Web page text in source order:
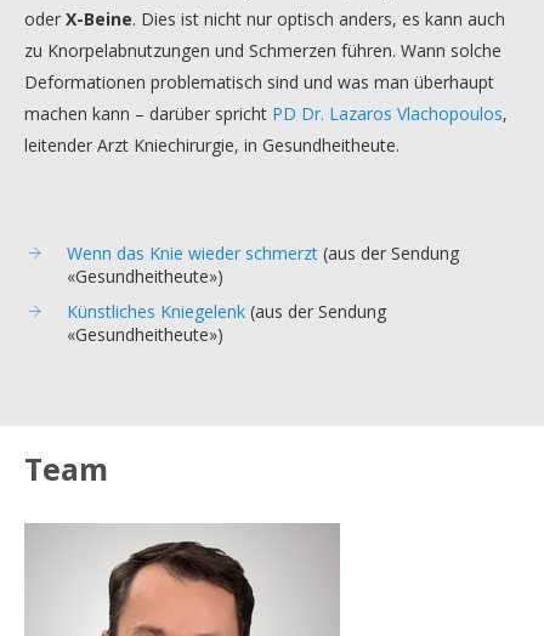
oder X-Beine. Dies ist nicht nur optisch anders, es kann auch
zu Knorpelabnutzungen und Schmerzen führen. Wann solche
Deformationen problematisch sind und was man überhaupt
machen kann – darüber spricht PD Dr. Lazaros Vlachopoulos,
leitender Arzt Kniechirurgie, in Gesundheitheute.
Wenn das Knie wieder schmerzt (aus der Sendung
«Gesundheitheute»)
Künstliches Kniegelenk (aus der Sendung
«Gesundheitheute»)
Team